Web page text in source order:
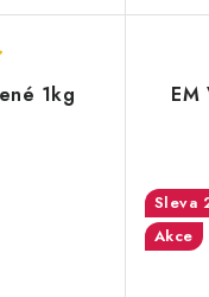
1kg
EM
Akce